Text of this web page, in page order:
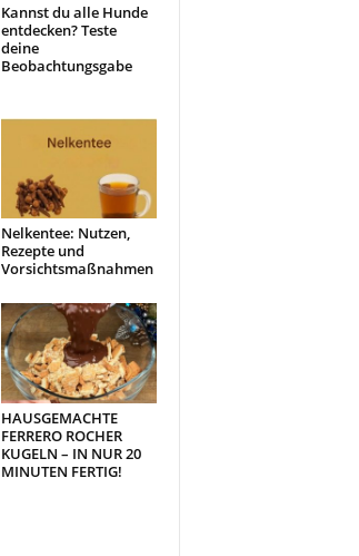
Kannst du alle Hunde
entdecken? Teste
deine
Beobachtungsgabe
Nelkentee: Nutzen,
Rezepte und
Vorsichtsmaßnahmen
HAUSGEMACHTE
FERRERO ROCHER
KUGELN – IN NUR 20
MINUTEN FERTIG!